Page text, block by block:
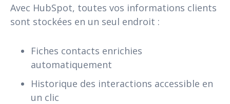
Avec HubSpot, toutes vos informations clients
sont stockées en un seul endroit :
Fiches contacts enrichies
automatiquement
Historique des interactions accessible en
un clic